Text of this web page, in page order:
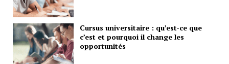
Cursus universitaire : qu’est-ce que
c’est et pourquoi il change les
opportunités